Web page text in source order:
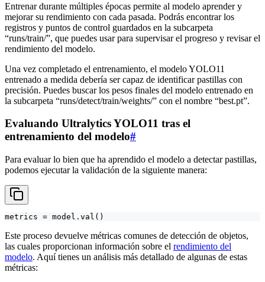
Entrenar durante múltiples épocas permite al modelo aprender y
mejorar su rendimiento con cada pasada. Podrás encontrar los
registros y puntos de control guardados en la subcarpeta
“runs/train/”, que puedes usar para supervisar el progreso y revisar el
rendimiento del modelo.
Una vez completado el entrenamiento, el modelo YOLO11
entrenado a medida debería ser capaz de identificar pastillas con
precisión. Puedes buscar los pesos finales del modelo entrenado en
la subcarpeta “runs/detect/train/weights/” con el nombre “best.pt”.
Evaluando Ultralytics YOLO11 tras el
entrenamiento del modelo#
Para evaluar lo bien que ha aprendido el modelo a detectar pastillas,
podemos ejecutar la validación de la siguiente manera:
metrics = model.val()
Este proceso devuelve métricas comunes de detección de objetos,
las cuales proporcionan información sobre el rendimiento del
modelo. Aquí tienes un análisis más detallado de algunas de estas
métricas: